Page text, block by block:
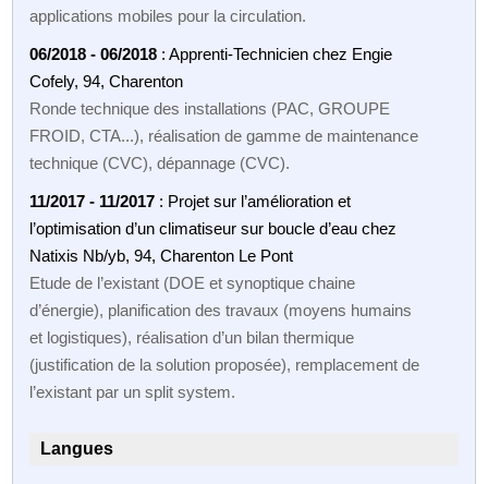
applications mobiles pour la circulation.
06/2018 - 06/2018 : Apprenti-Technicien chez Engie
Cofely, 94, Charenton
Ronde technique des installations (PAC, GROUPE
FROID, CTA...), réalisation de gamme de maintenance
technique (CVC), dépannage (CVC).
11/2017 - 11/2017 : Projet sur l’amélioration et
l’optimisation d’un climatiseur sur boucle d’eau chez
Natixis Nb/yb, 94, Charenton Le Pont
Etude de l’existant (DOE et synoptique chaine
d’énergie), planification des travaux (moyens humains
et logistiques), réalisation d’un bilan thermique
(justification de la solution proposée), remplacement de
l’existant par un split system.
Langues